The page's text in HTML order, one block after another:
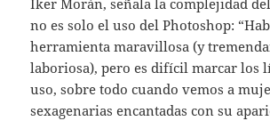
Iker Morán, señala la complejidad
no es solo el uso del Photoshop:
herramienta maravillosa (y
laboriosa), pero es difícil marcar los
uso, sobre todo cuando vemos a
sexagenarias encantadas con su